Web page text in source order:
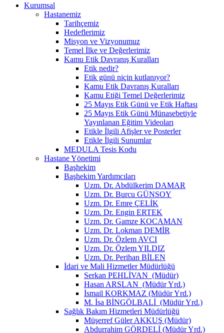
Kurumsal
Hastanemiz
Tarihçemiz
Hedeflerimiz
Misyon ve Vizyonumuz
Temel İlke ve Değerlerimiz
Kamu Etik Davranış Kuralları
Etik nedir?
Etik günü niçin kutlanıyor?
Kamu Etik Davranış Kuralları
Kamu Etiği Temel Değerlerimiz
25 Mayıs Etik Günü ve Etik Haftası
25 Mayıs Etik Günü Münasebetiyle
Yayınlanan Eğitim Videoları
Etikle İlgili Afişler ve Posterler
Etikle İlgili Sunumlar
MEDULA Tesis Kodu
Hastane Yönetimi
Başhekim
Başhekim Yardımcıları
Uzm. Dr. Abdülkerim DAMAR
Uzm. Dr. Burcu GÜNSOY
Uzm. Dr. Emre ÇELİK
Uzm. Dr. Engin ERTEK
Uzm. Dr. Gamze KOCAMAN
Uzm. Dr. Lokman DEMİR
Uzm. Dr. Özlem AVCI
Uzm. Dr. Özlem YILDIZ
Uzm. Dr. Perihan BİLEN
İdari ve Mali Hizmetler Müdürlüğü
Serkan PEHLİVAN (Müdür)
Hasan ARSLAN (Müdür Yrd.)
İsmail KORKMAZ (Müdür Yrd.)
M. İsa BİNGÖLBALİ (Müdür Yrd.)
Sağlık Bakım Hizmetleri Müdürlüğü
Müşerref Güler AKKUŞ (Müdür)
Abdurrahim GÖRDELİ (Müdür Yrd.)